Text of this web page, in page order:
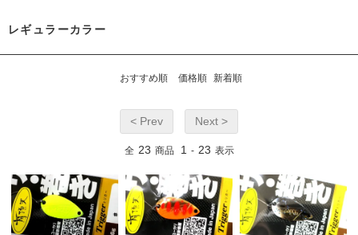
レギュラーカラー
おすすめ順 価格順 新着順
< Prev Next >
全 23 商品 1 - 23 表示